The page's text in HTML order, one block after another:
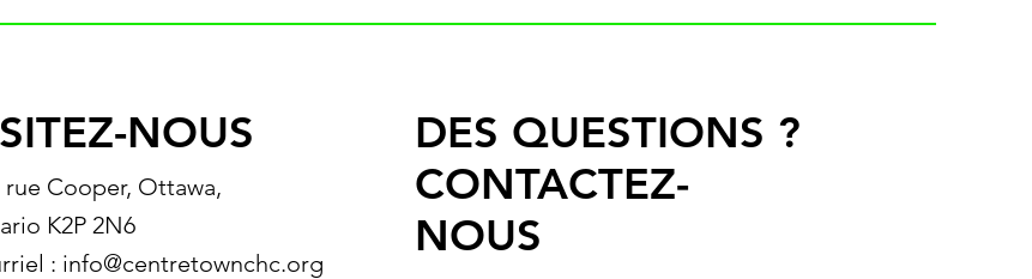
NOUS
rue Cooper, Ottawa,
K2P 2N6
: info@centretownchc.org
DES QUESTIONS ?
CONTACTEZ-
NOUS